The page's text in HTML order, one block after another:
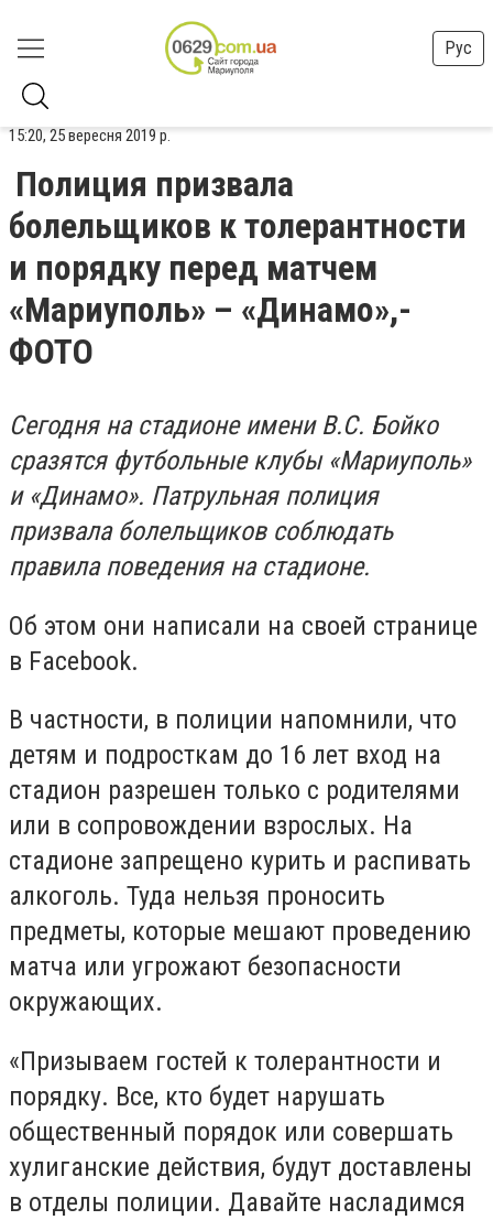
Рус
15:20, 25 вересня 2019 р.
Полиция призвала
болельщиков к толерантности
и порядку перед матчем
«Мариуполь» – «Динамо»,-
ФОТО
Сегодня на стадионе имени В.С. Бойко
сразятся футбольные клубы «Мариуполь»
и «Динамо». Патрульная полиция
призвала болельщиков соблюдать
правила поведения на стадионе.
Об этом они написали на своей странице
в Facebook.
В частности, в полиции напомнили, что
детям и подросткам до 16 лет вход на
стадион разрешен только с родителями
или в сопровождении взрослых. На
стадионе запрещено курить и распивать
алкоголь. Туда нельзя проносить
предметы, которые мешают проведению
матча или угрожают безопасности
окружающих.
«Призываем гостей к толерантности и
порядку. Все, кто будет нарушать
общественный порядок или совершать
хулиганские действия, будут доставлены
в отделы полиции. Давайте насладимся